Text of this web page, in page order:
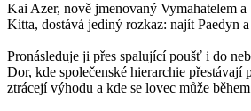
Kai Azer, nově jmenovaný Vymahatelem a
Kitta, dostává jediný rozkaz: najít Paedyn
Pronásleduje ji přes spalující poušť i do
Dor, kde společenské hierarchie přestávají
ztrácejí výhodu a kde se lovec může